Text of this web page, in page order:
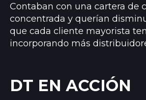
Contaban con una cartera de
concentrada y querían
que cada cliente mayorista
incorporando más
DT EN ACCIÓN